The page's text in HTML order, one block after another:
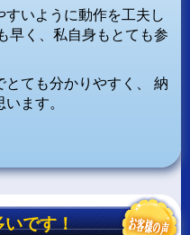
いように動作を工夫し
早く、私自身もとても参
ても分かりやすく、
納
ます。
いです！